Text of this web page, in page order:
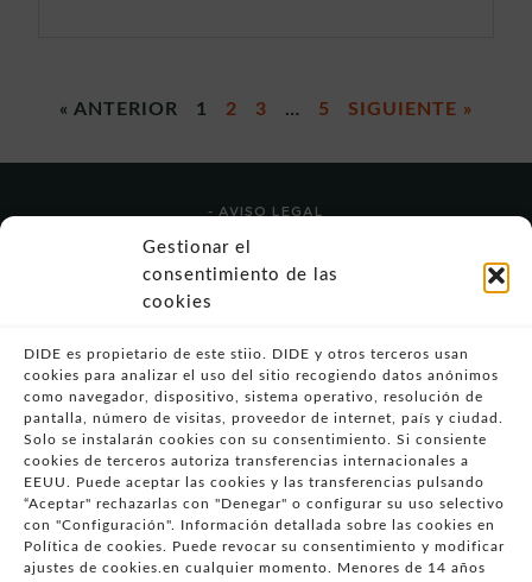
Gestionar el
consentimiento de las
cookies
DIDE es propietario de este stiio. DIDE y otros terceros usan
cookies para analizar el uso del sitio recogiendo datos anónimos
como navegador, dispositivo, sistema operativo, resolución de
pantalla, número de visitas, proveedor de internet, país y ciudad.
Solo se instalarán cookies con su consentimiento. Si consiente
cookies de terceros autoriza transferencias internacionales a
EEUU. Puede aceptar las cookies y las transferencias pulsando
“Aceptar" rechazarlas con "Denegar" o configurar su uso selectivo
con "Configuración". Información detallada sobre las cookies en
Política de cookies. Puede revocar su consentimiento y modificar
ajustes de cookies.en cualquier momento. Menores de 14 años
« ANTERIOR 1 2 3 … 5 SIGUIENTE »
- AVISO LEGAL
- POLÍTICA DE USO
- POLÍTICA DE PRIVACIDAD
- POLÍTICA DE COOKIES (UE)
VULNERABILIDADES
- CONDICIONES PARTICULARES DE COMPRA
- GUÍA DE COMPRA
- GUÍA DE PRIVACIDAD
- DESISTIMIENTO
- ATENCIÓN AL CLIENTE